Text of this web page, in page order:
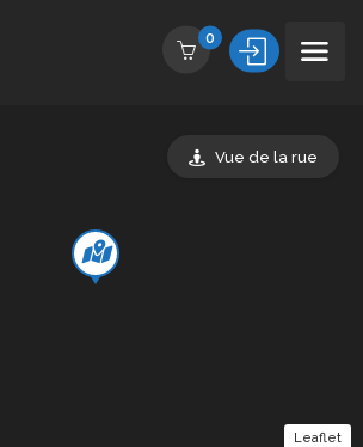
0
Leaflet
Vue de la rue